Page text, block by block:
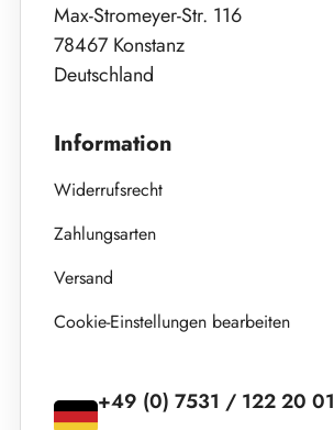
Max-Stromeyer-Str. 116
78467 Konstanz
Deutschland
Information
Widerrufsrecht
Zahlungsarten
Versand
Cookie-Einstellungen bearbeiten
+49 (0) 7531 / 122 20 01